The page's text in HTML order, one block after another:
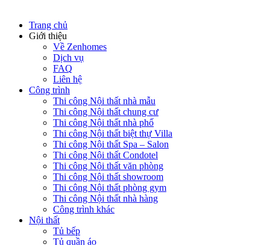
Trang chủ
Giới thiệu
Về Zenhomes
Dịch vụ
FAQ
Liên hệ
Công trình
Thi công Nội thất nhà mẫu
Thi công Nội thất chung cư
Thi công Nội thất nhà phố
Thi công Nội thất biệt thự Villa
Thi công Nội thất Spa – Salon
Thi công Nội thất Condotel
Thi công Nội thất văn phòng
Thi công Nội thất showroom
Thi công Nội thất phòng gym
Thi công Nội thất nhà hàng
Công trình khác
Nội thất
Tủ bếp
Tủ quần áo